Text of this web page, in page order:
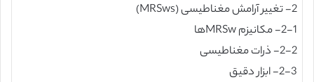
2- تغییر آرامش مغناطیسی (MRSws)
2-1- مکانیزم MRSwها
2-2- ذرات مغناطیسی
2-3- ابزار دقیق